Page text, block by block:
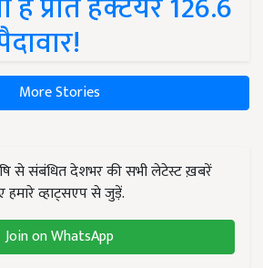
More Stories
से संबंधित देशभर की सभी लेटेस्ट ख़बरें
व्हाट्सएप से जुड़ें.
Join on WhatsApp